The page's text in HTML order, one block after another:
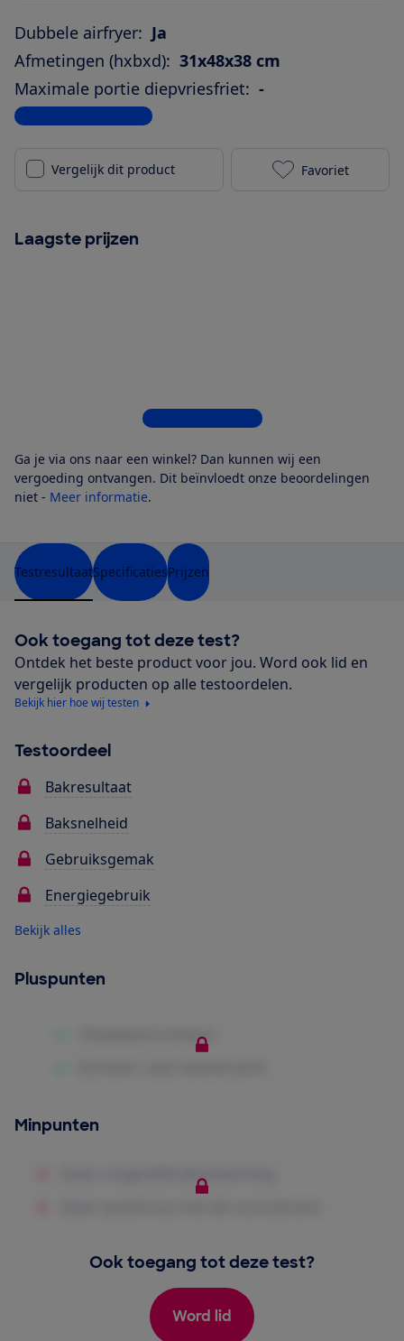
Dubbele airfryer: Ja
Afmetingen (hxbxd): 31x48x38 cm
Maximale portie diepvriesfriet: -
Bekijk alle specificaties
Vergelijk dit product Tefal Dual
Favoriet
Laagste prijzen
Bekijk alle 4 winkels
Ga je via ons naar een winkel? Dan kunnen wij een
vergoeding ontvangen. Dit beïnvloedt onze beoordelingen
niet - Meer informatie.
TestresultaatSpecificatiesPrijzen
Ook toegang tot deze test?
Ontdek het beste product voor jou. Word ook lid en
vergelijk producten op alle testoordelen.
Bekijk hier hoe wij testen
Testoordeel
Bakresultaat
Baksnelheid
Gebruiksgemak
Energiegebruik
Bekijk alles
Pluspunten
Minpunten
Ook toegang tot deze test?
Word lid